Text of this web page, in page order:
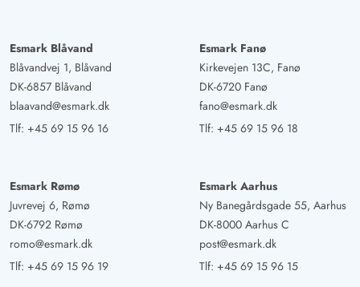
Esmark Blåvand
Blåvandvej 1, Blåvand
DK-6857 Blåvand
blaavand@esmark.dk
Tlf: +45 69 15 96 16
Esmark Fanø
Kirkevejen 13C, Fanø
DK-6720 Fanø
fano@esmark.dk
Tlf: +45 69 15 96 18
Esmark Rømø
Juvrevej 6, Rømø
DK-6792 Rømø
romo@esmark.dk
Tlf: +45 69 15 96 19
Esmark Aarhus
Ny Banegårdsgade 55, Aarhus
DK-8000 Aarhus C
post@esmark.dk
Tlf: +45 69 15 96 15